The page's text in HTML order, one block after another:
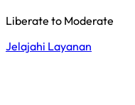
Liberate to Moderate
Jelajahi Layanan